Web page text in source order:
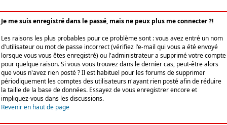
Je me suis enregistré dans le passé, mais ne peux plus me connecter ?!
Les raisons les plus probables pour ce problème sont : vous avez entré un nom
d'utilisateur ou mot de passe incorrect (vérifiez l'e-mail qui vous a été envoyé
lorsque vous vous êtes enregistré) ou l'administrateur a supprimé votre compte
pour quelque raison. Si vous vous trouvez dans le dernier cas, peut-être alors
que vous n'avez rien posté ? Il est habituel pour les forums de supprimer
périodiquement les comptes des utilisateurs n'ayant rien posté afin de réduire
la taille de la base de données. Essayez de vous enregistrer encore et
impliquez-vous dans les discussions.
Revenir en haut de page